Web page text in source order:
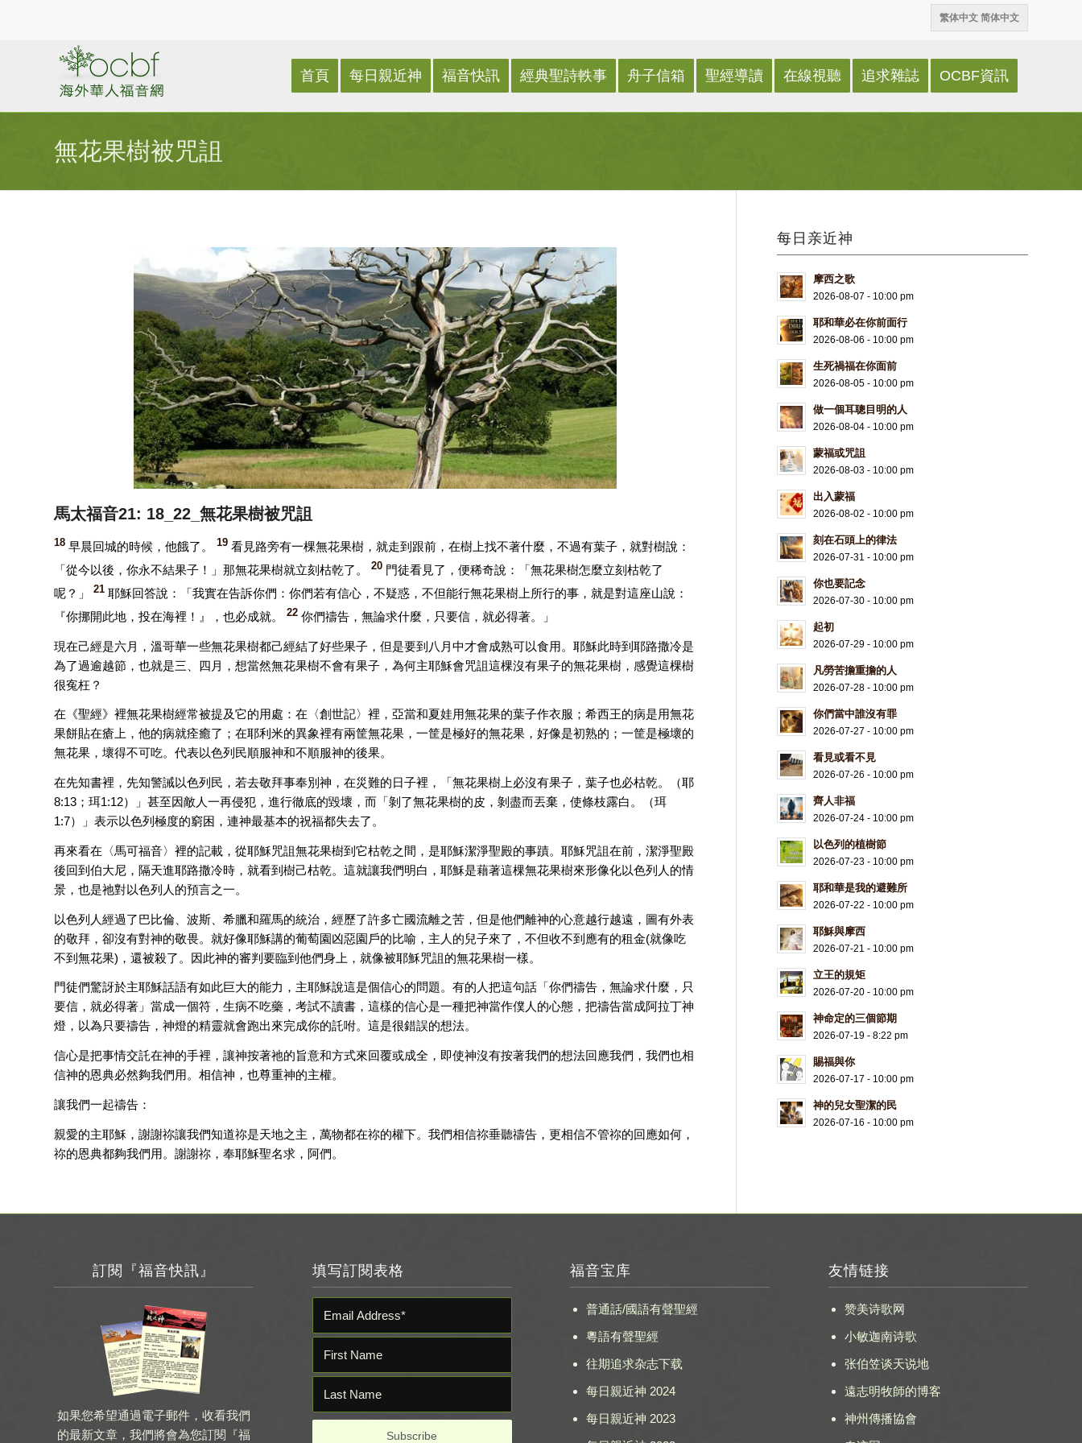
繁体中文 简体中文
首頁 每日親近神 福音快訊 經典聖詩軼事 舟子信箱 聖經導讀 在線視聽 追求雜誌 OCBF資訊
無花果樹被咒詛
馬太福音21: 18_22_無花果樹被咒詛
18 早晨回城的時候，他餓了。 19 看見路旁有一棵無花果樹，就走到跟前，在樹上找不著什麼，不過有葉子，就對樹說：
「從今以後，你永不結果子！」那無花果樹就立刻枯乾了。
20 門徒看見了，便稀奇說：「無花果樹怎麼立刻枯乾了
呢？」
21 耶穌回答說：「我實在告訴你們：你們若有信心，不疑惑，不但能行無花果樹上所行的事，就是對這座山說：
『你挪開此地，投在海裡！』，也必成就。
22 你們禱告，無論求什麼，只要信，就必得著。」
現在己經是六月，溫哥華一些無花果樹都己經結了好些果子，但是要到八月中才會成熟可以食用。耶穌此時到耶路撒冷是
為了過逾越節，也就是三、四月，想當然無花果樹不會有果子，為何主耶穌會咒詛這棵沒有果子的無花果樹，感覺這棵樹
很寃枉？
在《聖經》裡無花果樹經常被提及它的用處：在〈創世記〉裡，亞當和夏娃用無花果的葉子作衣服；希西王的病是用無花
果餅貼在瘡上，他的病就痊癒了；在耶利米的異象裡有兩筐無花果，一筐是極好的無花果，好像是初熟的；一筐是極壞的
無花果，壞得不可吃。代表以色列民順服神和不順服神的後果。
在先知書裡，先知警誡以色列民，若去敬拜事奉別神，在災難的日子裡，「無花果樹上必沒有果子，葉子也必枯乾。（耶
8:13；珥1:12）」甚至因敵人一再侵犯，進行徹底的毀壞，而「剝了無花果樹的皮，剝盡而丟棄，使條枝露白。（珥
1:7）」表示以色列極度的窮困，連神最基本的祝福都失去了。
再來看在〈馬可福音〉裡的記載，從耶穌咒詛無花果樹到它枯乾之間，是耶穌潔淨聖殿的事蹟。耶穌咒詛在前，潔淨聖殿
後回到伯大尼，隔天進耶路撒冷時，就看到樹己枯乾。這就讓我們明白，耶穌是藉著這棵無花果樹來形像化以色列人的情
景，也是祂對以色列人的預言之一。
以色列人經過了巴比倫、波斯、希臘和羅馬的統治，經歷了許多亡國流離之苦，但是他們離神的心意越行越遠，圖有外表
的敬拜，卻沒有對神的敬畏。就好像耶穌講的葡萄園凶惡園戶的比喻，主人的兒子來了，不但收不到應有的租金(就像吃
不到無花果)，還被殺了。因此神的審判要臨到他們身上，就像被耶穌咒詛的無花果樹一樣。
門徒們驚訝於主耶穌話語有如此巨大的能力，主耶穌說這是個信心的問題。有的人把這句話「你們禱告，無論求什麼，只
要信，就必得著」當成一個符，生病不吃藥，考試不讀書，這樣的信心是一種把神當作僕人的心態，把禱告當成阿拉丁神
燈，以為只要禱告，神燈的精靈就會跑出來完成你的託咐。這是很錯誤的想法。
信心是把事情交託在神的手裡，讓神按著祂的旨意和方式來回覆或成全，即使神沒有按著我們的想法回應我們，我們也相
信神的恩典必然夠我們用。相信神，也尊重神的主權。
讓我們一起禱告：
親愛的主耶穌，謝謝祢讓我們知道祢是天地之主，萬物都在祢的權下。我們相信祢垂聽禱告，更相信不管祢的回應如何，
祢的恩典都夠我們用。謝謝祢，奉耶穌聖名求，阿們。
每日亲近神
摩西之歌
2026-08-07 - 10:00 pm
耶和華必在你前面行
2026-08-06 - 10:00 pm
生死禍福在你面前
2026-08-05 - 10:00 pm
做一個耳聰目明的人
2026-08-04 - 10:00 pm
蒙福或咒詛
2026-08-03 - 10:00 pm
出入蒙福
2026-08-02 - 10:00 pm
刻在石頭上的律法
2026-07-31 - 10:00 pm
你也要記念
2026-07-30 - 10:00 pm
起初
2026-07-29 - 10:00 pm
凡勞苦擔重擔的人
2026-07-28 - 10:00 pm
你們當中誰沒有罪
2026-07-27 - 10:00 pm
看見或看不見
2026-07-26 - 10:00 pm
齊人非福
2026-07-24 - 10:00 pm
以色列的植樹節
2026-07-23 - 10:00 pm
耶和華是我的避難所
2026-07-22 - 10:00 pm
耶穌與摩西
2026-07-21 - 10:00 pm
立王的規矩
2026-07-20 - 10:00 pm
神命定的三個節期
2026-07-19 - 8:22 pm
賜福與你
2026-07-17 - 10:00 pm
神的兒女聖潔的民
2026-07-16 - 10:00 pm
訂閱『福音快訊』
如果您希望通過電子郵件，收看我們
的最新文章，我們將會為您訂閱『福
填写訂閱表格 福音宝库
普通話/國語有聲聖經
粵語有聲聖經
往期追求杂志下载
每日親近神 2024
每日親近神 2023
友情链接
赞美诗歌网
小敏迦南诗歌
张伯笠谈天说地
遠志明牧師的博客
神州傳播協會